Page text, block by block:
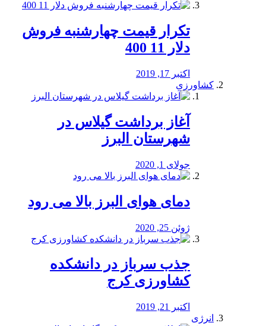
تکرار قیمت چهارشنبه فروش
دلار 11 400
اکتبر 17, 2019
کشاورزی
آغاز برداشت گیلاس در
شهرستان البرز
جولای 1, 2020
دمای هوای البرز بالا می رود
ژوئن 25, 2020
جذب سرباز در دانشکده
کشاورزی کرج
اکتبر 21, 2019
انرژی